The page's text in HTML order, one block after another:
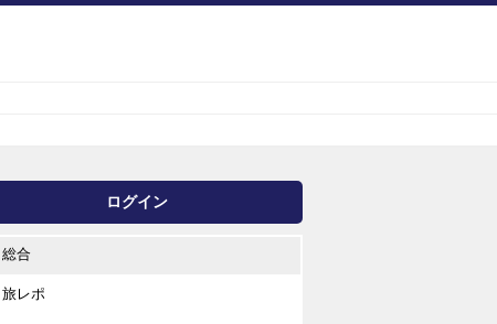
ログイン
総合
旅レポ